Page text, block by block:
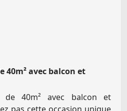
40m² avec balcon et
de 40m² avec balcon et